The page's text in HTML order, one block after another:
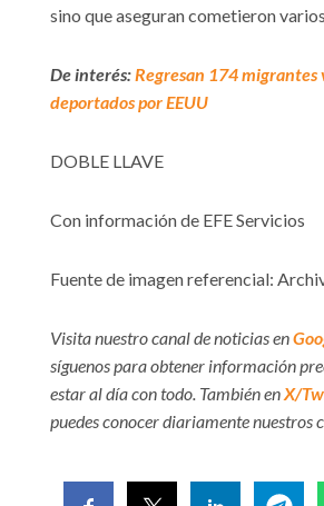
sino que aseguran cometieron
De interés:Regresan 174 migrantes
deportados por EEUU
DOBLE LLAVE
Con información de EFE Servicios
Fuente de imagen referencial:
Visita nuestro canal de noticias en
síguenos para obtener información
estar al día con todo. También enX/
puedes conocer diariamente nuestros